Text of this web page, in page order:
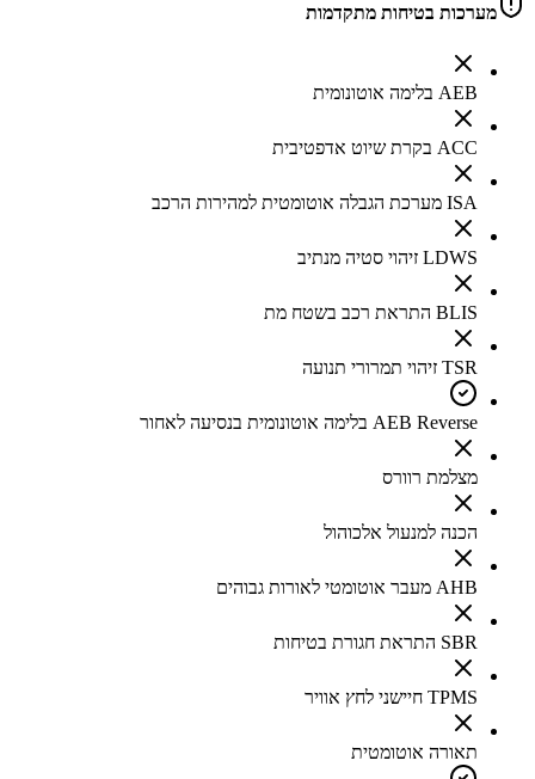
מערכות בטיחות מתקדמות
AEB בלימה אוטונומית
ACC בקרת שיוט אדפטיבית
ISA מערכת הגבלה אוטומטית למהירות הרכב
LDWS זיהוי סטיה מנתיב
BLIS התראת רכב בשטח מת
TSR זיהוי תמרורי תנועה
AEB Reverse בלימה אוטונומית בנסיעה לאחור
מצלמת רוורס
הכנה למנעול אלכוהול
AHB מעבר אוטומטי לאורות גבוהים
SBR התראת חגורת בטיחות
TPMS חיישני לחץ אוויר
תאורה אוטומטית